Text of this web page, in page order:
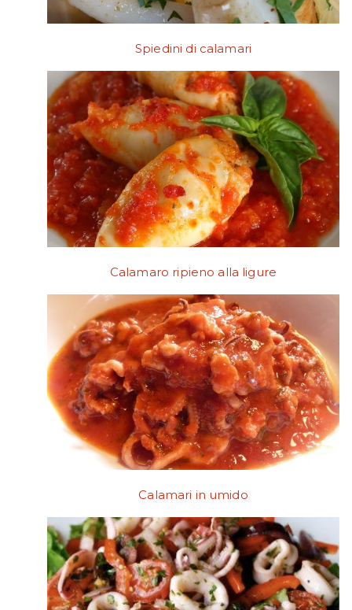
Spiedini di calamari
Calamaro ripieno alla ligure
Calamari in umido